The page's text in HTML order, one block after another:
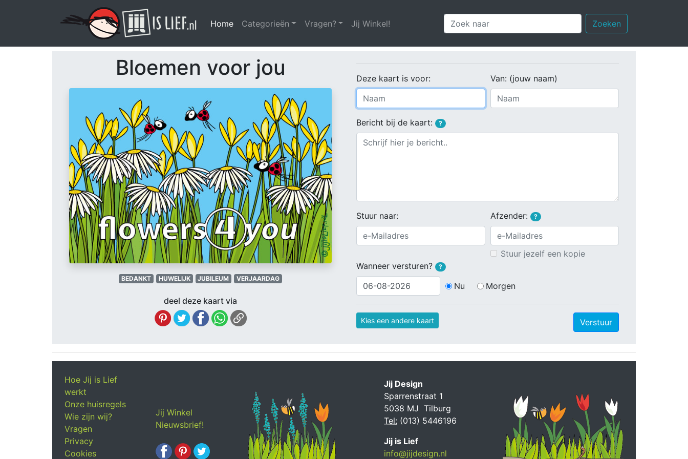
Home (huidige)
Categorieën Vragen? Jij Winkel! Zoeken
Bloemen voor jou
BEDANKT HUWELIJK JUBILEUM VERJAARDAG
deel deze kaart via
Deze kaart is voor: Van: (jouw naam)
Bericht bij de kaart: ?
Stuur naar: Afzender: ?
Stuur jezelf een kopie
Wanneer versturen?
?
Nu Morgen
Kies een andere kaart Verstuur
Hoe Jij is Lief
werkt
Onze huisregels
Wie zijn wij?
Vragen
Privacy
Cookies
Jij Winkel
Nieuwsbrief!
Jij Design
Sparrenstraat 1
5038 MJ Tilburg
Tel: (013) 5446196
Jij is Lief
info@jijdesign.nl